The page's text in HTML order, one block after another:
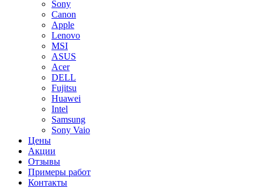
Sony
Canon
Apple
Lenovo
MSI
ASUS
Acer
DELL
Fujitsu
Huawei
Intel
Samsung
Sony Vaio
Цены
Акции
Отзывы
Примеры работ
Контакты